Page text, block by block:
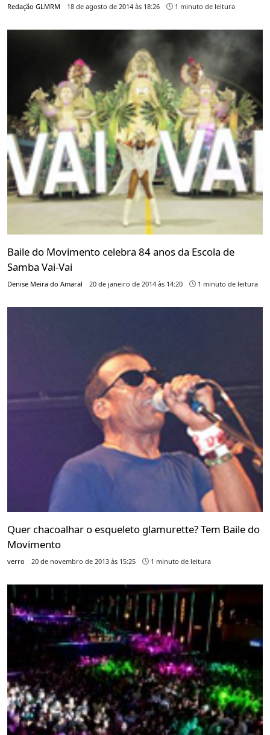
Redação GLMRM 18 de agosto de 2014 às 18:26 1 minuto de leitura
Baile do Movimento celebra 84 anos da Escola de
Samba Vai-Vai
Denise Meira do Amaral 20 de janeiro de 2014 às 14:20 1 minuto de leitura
Quer chacoalhar o esqueleto glamurette? Tem Baile do
Movimento
verro 20 de novembro de 2013 às 15:25 1 minuto de leitura